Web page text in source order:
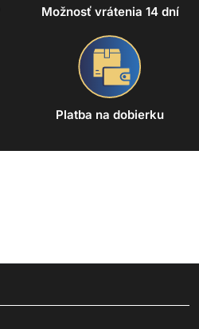
Možnosť vrátenia 14 dní
Platba na dobierku